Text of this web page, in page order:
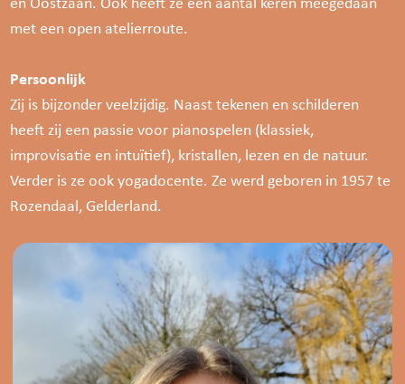
met een open atelierroute.
Persoonlijk
Zij is bijzonder veelzijdig. Naast tekenen en schilderen
heeft zij een passie voor pianospelen (klassiek,
improvisatie en intuïtief), kristallen, lezen en de natuur.
Verder is ze ook yogadocente. Ze werd geboren in 1957 te
Rozendaal, Gelderland.